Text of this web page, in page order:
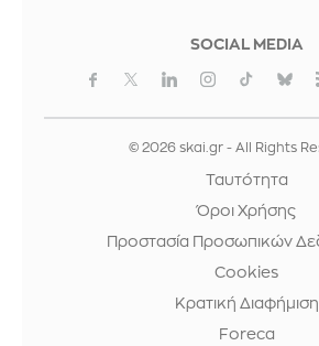
SOCIAL MEDIA
© 2026 skai.gr - All Rights
Ταυτότητα
Όροι Χρήσης
Προστασία Προσωπικών
Cookies
Κρατική Διαφήμιση
Foreca